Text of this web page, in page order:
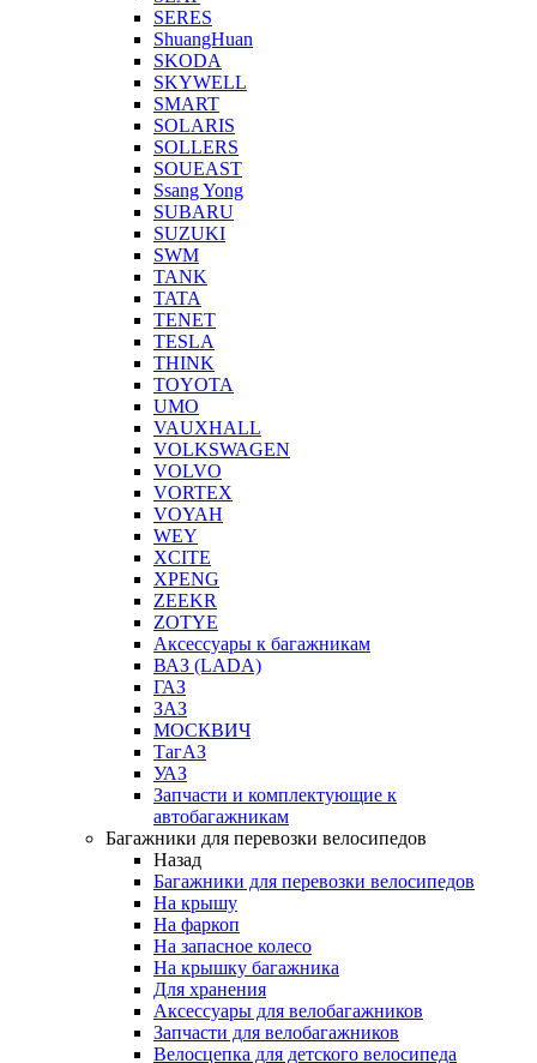
SERES
ShuangHuan
SKODA
SKYWELL
SMART
SOLARIS
SOLLERS
SOUEAST
Ssang Yong
SUBARU
SUZUKI
SWM
TANK
TATA
TENET
TESLA
THINK
TOYOTA
UMO
VAUXHALL
VOLKSWAGEN
VOLVO
VORTEX
VOYAH
WEY
XCITE
XPENG
ZEEKR
ZOTYE
Аксессуары к багажникам
ВАЗ (LADA)
ГАЗ
ЗАЗ
МОСКВИЧ
ТагАЗ
УАЗ
Запчасти и комплектующие к
автобагажникам
Багажники для перевозки велосипедов
Назад
Багажники для перевозки велосипедов
На крышу
На фаркоп
На запасное колесо
На крышку багажника
Для хранения
Аксессуары для велобагажников
Запчасти для велобагажников
Велосцепка для детского велосипеда